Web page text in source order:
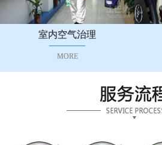
室内空气治理
MORE